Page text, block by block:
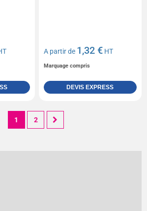
A partir de 1,32 € HT
Marquage compris
DEVIS EXPRESS
1 2